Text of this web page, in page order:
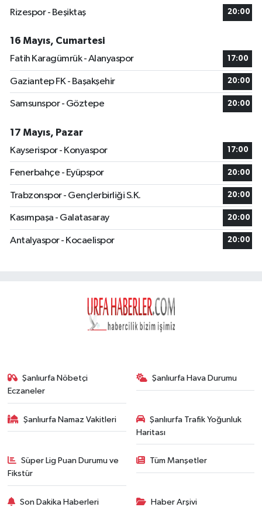
Rizespor - Beşiktaş
20:00
16 Mayıs, Cumartesi
Fatih Karagümrük - Alanyaspor
17:00
Gaziantep FK - Başakşehir 20:00
Samsunspor - Göztepe 20:00
17 Mayıs, Pazar
Kayserispor - Konyaspor
17:00
Fenerbahçe - Eyüpspor 20:00
Trabzonspor - Gençlerbirliği S.K. 20:00
Kasımpaşa - Galatasaray 20:00
Antalyaspor - Kocaelispor 20:00
Şanlıurfa Nöbetçi
Eczaneler
Şanlıurfa Hava Durumu
Şanlıurfa Namaz Vakitleri
Şanlıurfa Trafik Yoğunluk
Haritası
Süper Lig Puan Durumu ve
Fikstür
Tüm Manşetler
Son Dakika Haberleri Haber Arşivi